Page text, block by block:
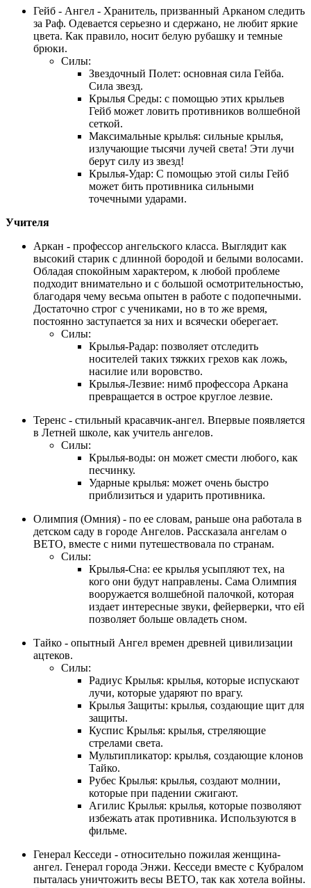
Гейб - Ангел - Хранитель, призванный Арканом следить
за Раф. Одевается серьезно и сдержано, не любит яркие
цвета. Как правило, носит белую рубашку и темные
брюки.
Силы:
Звездочный Полет: основная сила Гейба.
Сила звезд.
Крылья Среды: с помощью этих крыльев
Гейб может ловить противников волшебной
сеткой.
Максимальные крылья: сильные крылья,
излучающие тысячи лучей света! Эти лучи
берут силу из звезд!
Крылья-Удар: С помощью этой силы Гейб
может бить противника сильными
точечными ударами.
Учителя
Аркан - профессор ангельского класса. Выглядит как
высокий старик с длинной бородой и белыми волосами.
Обладая спокойным характером, к любой проблеме
подходит внимательно и с большой осмотрительностью,
благодаря чему весьма опытен в работе с подопечными.
Достаточно строг с учениками, но в то же время,
постоянно заступается за них и всячески оберегает.
Силы:
Крылья-Радар: позволяет отследить
носителей таких тяжких грехов как ложь,
насилие или воровство.
Крылья-Лезвие: нимб профессора Аркана
превращается в острое круглое лезвие.
Теренс - стильный красавчик-ангел. Впервые появляется
в Летней школе, как учитель ангелов.
Силы:
Крылья-воды: он может смести любого, как
песчинку.
Ударные крылья: может очень быстро
приблизиться и ударить противника.
Олимпия (Омния) - по ее словам, раньше она работала в
детском саду в городе Ангелов. Рассказала ангелам о
ВЕТО, вместе с ними путешествовала по странам.
Силы:
Крылья-Сна: ее крылья усыпляют тех, на
кого они будут направлены. Сама Олимпия
вооружается волшебной палочкой, которая
издает интересные звуки, фейерверки, что ей
позволяет больше овладеть сном.
Тайко - опытный Ангел времен древней цивилизации
ацтеков.
Силы:
Радиус Крылья: крылья, которые испускают
лучи, которые ударяют по врагу.
Крылья Защиты: крылья, создающие щит для
защиты.
Куспис Крылья: крылья, стреляющие
стрелами света.
Мультипликатор: крылья, создающие клонов
Тайко.
Рубес Крылья: крылья, создают молнии,
которые при падении сжигают.
Агилис Крылья: крылья, которые позволяют
избежать атак противника. Используются в
фильме.
Генерал Кесседи - относительно пожилая женщина-
ангел. Генерал города Энжи. Кесседи вместе с Кубралом
пыталась уничтожить весы ВЕТО, так как хотела войны.